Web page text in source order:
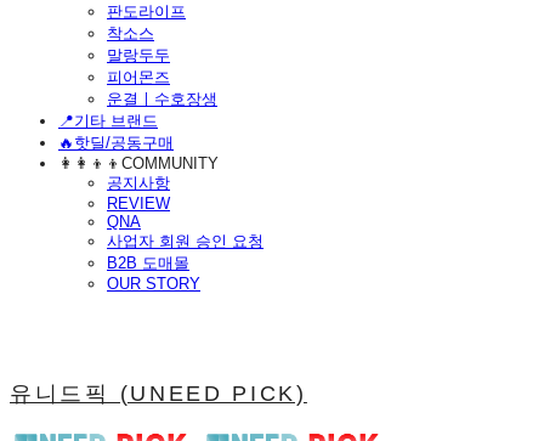
판도라이프
착소스
말랑두두
피어몬즈
운결ㅣ수호장생
📍기타 브랜드
🔥핫딜/공동구매
👩‍👩‍👦‍👦COMMUNITY
공지사항
REVIEW
QNA
사업자 회원 승인 요청
B2B 도매몰
OUR STORY
유니드픽 (UNEED PICK)